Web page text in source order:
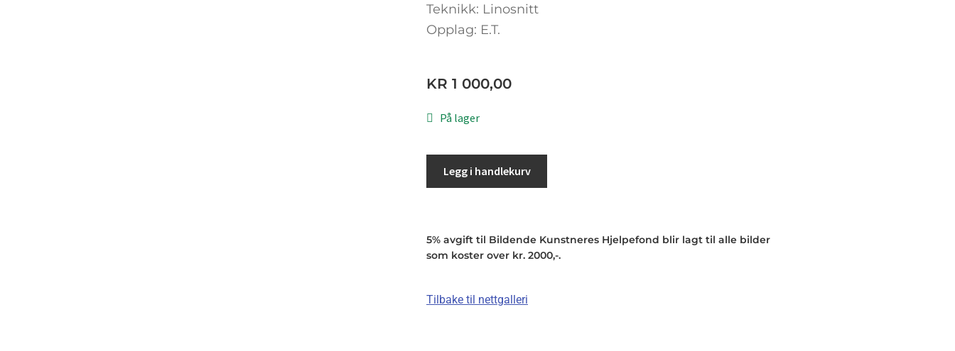
Teknikk: Linosnitt
Opplag: E.T.
KR 1 000,00
På lager
Legg i handlekurv
5% avgift til Bildende Kunstneres Hjelpefond blir lagt til alle bilder
som koster over kr. 2000,-.
Tilbake til nettgalleri